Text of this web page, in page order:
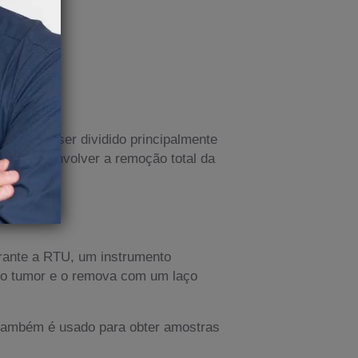
ser dividido principalmente
envolver a remoção total da
a RTU, um instrumento
tumor e o remova com um laço
é usado para obter amostras